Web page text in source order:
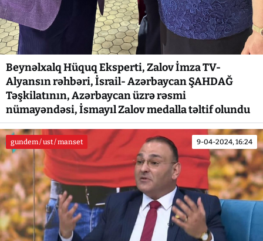
Beynəlxalq Hüquq Eksperti, Zalov İmza TV-
Alyansın rəhbəri, İsrail- Azərbaycan ŞAHDAĞ
Təşkilatının, Azərbaycan üzrə rəsmi
nümayəndəsi, İsmayıl Zalov medalla təltif olundu
gundem / ust / manset 9-04-2024, 16:24